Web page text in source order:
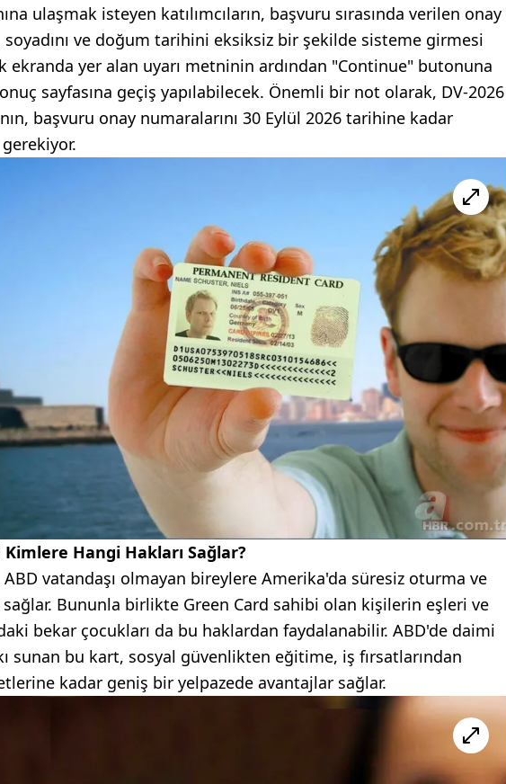
ulaşmak isteyen katılımcıların, başvuru sırasında verilen onay
soyadını ve doğum tarihini eksiksiz bir şekilde sisteme girmesi
ekranda yer alan uyarı metninin ardından "Continue" butonuna
sayfasına geçiş yapılabilecek. Önemli bir not olarak, DV-2026
başvuru onay numaralarını 30 Eylül 2026 tarihine kadar
Kimlere Hangi Hakları Sağlar?
ABD vatandaşı olmayan bireylere Amerika'da süresiz oturma ve
sağlar. Bununla birlikte Green Card sahibi olan kişilerin eşleri ve
bekar çocukları da bu haklardan faydalanabilir. ABD'de daimi
sunan bu kart, sosyal güvenlikten eğitime, iş fırsatlarından
kadar geniş bir yelpazede avantajlar sağlar.